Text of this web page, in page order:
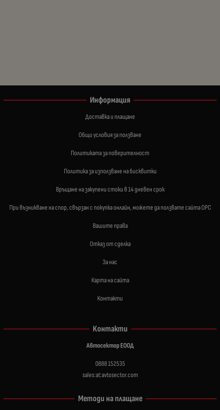
Информация
Доставка и плащане
Общи условия за ползване
Политиката за поверителност
Политика за използване на бисквитки
Връщане на закупени стоки в 14 дневен срок
При възникване на спор, свързан с покупка онлайн, можете да ползвате сайта ОРС
Вашите права
Отказ от сделка
За нас
Карта на сайта
Контакти
Контакти
Автосектор ЕООД
0888 152535
sales:at:avtosector.com
Методи на плащане